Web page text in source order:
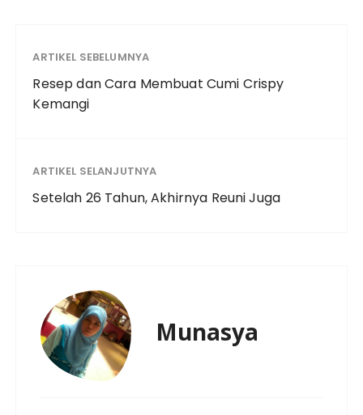
ARTIKEL SEBELUMNYA
Resep dan Cara Membuat Cumi Crispy
Kemangi
ARTIKEL SELANJUTNYA
Setelah 26 Tahun, Akhirnya Reuni Juga
Munasya